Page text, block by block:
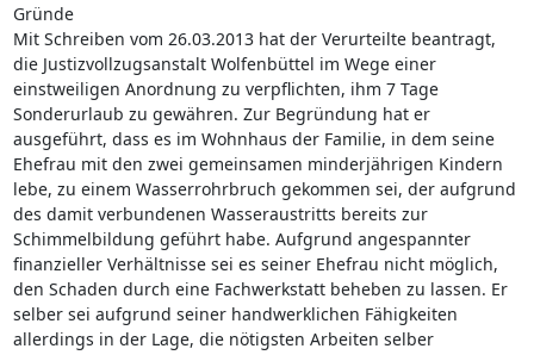
Gründe
Mit Schreiben vom 26.03.2013 hat der Verurteilte beantragt,
die Justizvollzugsanstalt Wolfenbüttel im Wege einer
einstweiligen Anordnung zu verpflichten, ihm 7 Tage
Sonderurlaub zu gewähren. Zur Begründung hat er
ausgeführt, dass es im Wohnhaus der Familie, in dem seine
Ehefrau mit den zwei gemeinsamen minderjährigen Kindern
lebe, zu einem Wasserrohrbruch gekommen sei, der aufgrund
des damit verbundenen Wasseraustritts bereits zur
Schimmelbildung geführt habe. Aufgrund angespannter
finanzieller Verhältnisse sei es seiner Ehefrau nicht möglich,
den Schaden durch eine Fachwerkstatt beheben zu lassen. Er
selber sei aufgrund seiner handwerklichen Fähigkeiten
allerdings in der Lage, die nötigsten Arbeiten selber